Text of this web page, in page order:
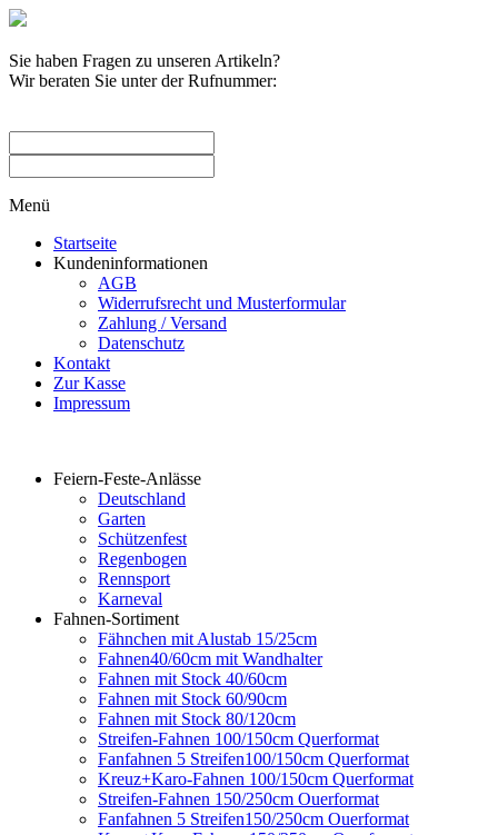
Sie haben Fragen zu unseren Artikeln?
Wir beraten Sie unter der Rufnummer:
Menü
Startseite
Kundeninformationen
AGB
Widerrufsrecht und Musterformular
Zahlung / Versand
Datenschutz
Kontakt
Zur Kasse
Impressum
Feiern-Feste-Anlässe
Deutschland
Garten
Schützenfest
Regenbogen
Rennsport
Karneval
Fahnen-Sortiment
Fähnchen mit Alustab 15/25cm
Fahnen40/60cm mit Wandhalter
Fahnen mit Stock 40/60cm
Fahnen mit Stock 60/90cm
Fahnen mit Stock 80/120cm
Streifen-Fahnen 100/150cm Querformat
Fanfahnen 5 Streifen100/150cm Querformat
Kreuz+Karo-Fahnen 100/150cm Querformat
Streifen-Fahnen 150/250cm Ouerformat
Fanfahnen 5 Streifen150/250cm Ouerformat